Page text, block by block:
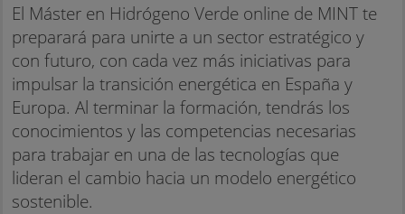
El Máster en Hidrógeno Verde online de MINT te
preparará para unirte a un sector estratégico y
con futuro, con cada vez más iniciativas para
impulsar la transición energética en España y
Europa. Al terminar la formación, tendrás los
conocimientos y las competencias necesarias
para trabajar en una de las tecnologías que
lideran el cambio hacia un modelo energético
sostenible.